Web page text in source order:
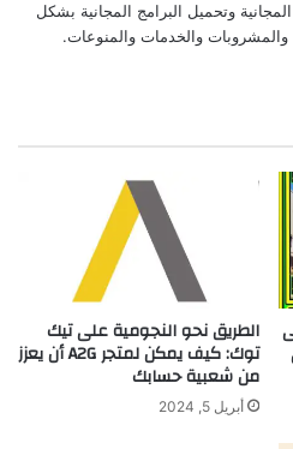
وتحميل البرامج المجانية بشكل
والمشروبات والخدمات والمنوعات.
الطريق نحو النجومية على تيك
توك: كيف يمكن لمتجر A2G أن يعزز
من شعبية حسابك
أبريل 5, 2024